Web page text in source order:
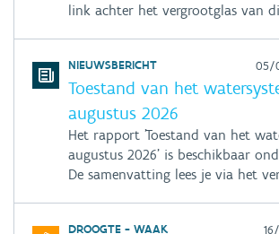
link achter het vergrootglas van
NIEUWSBERICHT 05/
Toestand van het
augustus 2026
Het rapport 'Toestand van het
augustus 2026' is beschikbaar
De samenvatting lees je via het
DROOGTE - WAAK